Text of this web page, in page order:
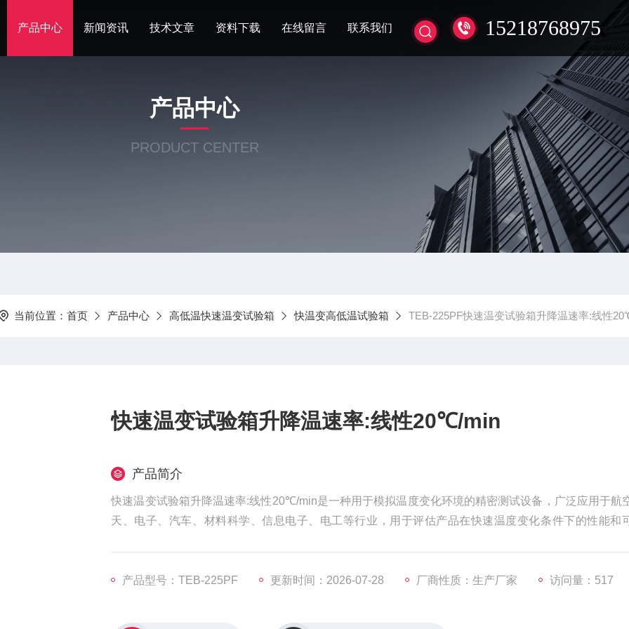
15218768975
产品中心 新闻资讯 技术文章 资料下载 在线留言 联系我们
产品中心
PRODUCT CENTER
当前位置： 首页 产品中心 高低温快速温变试验箱 快温变高低温试验箱 TEB-225PF快速温变试验箱升降温速率:线性
快速温变试验箱升降温速率:线性20℃/min
产品简介
快速温变试验箱升降温速率:线性20℃/min是一种用于模拟温度变化环境的精密测试设备，广泛应用于航
天、电子、汽车、材料科学、信息电子、电工等行业，用于评估产品在快速温度变化条件下的性能和
产品型号：TEB-225PF
更新时间：2026-07-28 厂商性质：生产厂家 访问量：517